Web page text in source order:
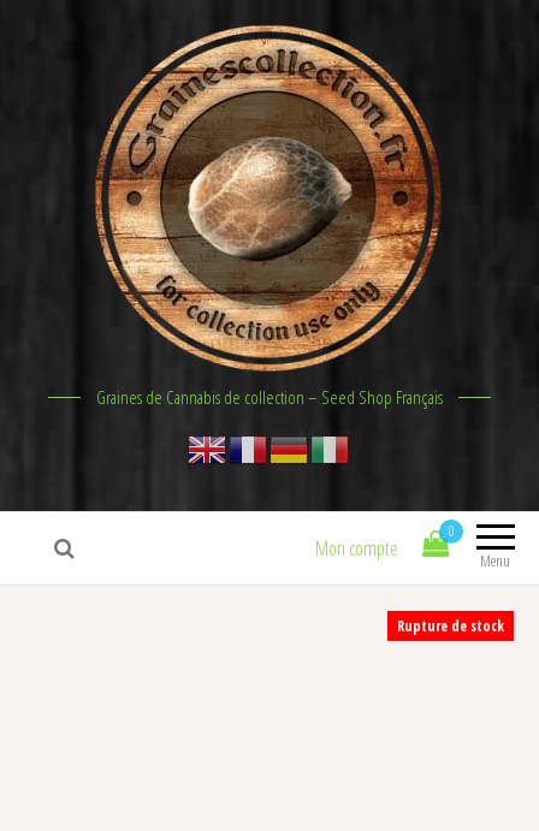
Graines de Cannabis de collection – Seed Shop Français
Menu
0
Mon compte
Rupture de stock